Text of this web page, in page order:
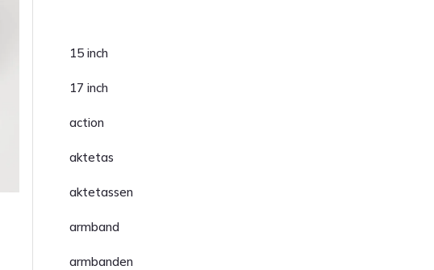
15 inch
17 inch
action
aktetas
aktetassen
armband
armbanden